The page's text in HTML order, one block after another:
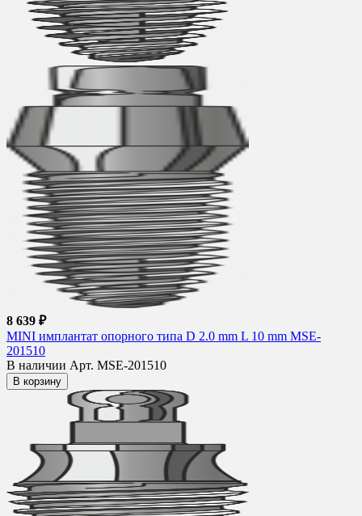
8 639 ₽
MINI имплантат опорного типа D 2.0 mm L 10 mm MSE-
201510
В наличии Арт. MSE-201510
В корзину